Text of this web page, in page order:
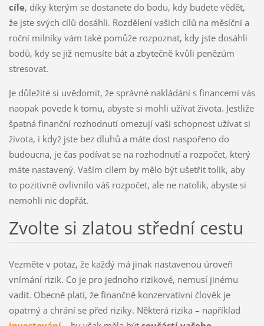
cíle, díky kterým se dostanete do bodu, kdy budete vědět,
že jste svých cílů dosáhli. Rozdělení vašich cílů na měsíční a
roční milníky vám také pomůže rozpoznat, kdy jste dosáhli
bodů, kdy se již nemusíte bát a zbytečně kvůli penězům
stresovat.
Je důležité si uvědomit, že správné nakládání s financemi vás
naopak povede k tomu, abyste si mohli užívat života. Jestliže
špatná finanční rozhodnutí omezují vaši schopnost užívat si
života, i když jste bez dluhů a máte dost naspořeno do
budoucna, je čas podívat se na rozhodnutí a rozpočet, který
máte nastavený. Vaším cílem by mělo být ušetřit tolik, aby
to pozitivně ovlivnilo váš rozpočet, ale ne natolik, abyste si
nemohli nic dopřát.
Zvolte si zlatou střední cestu
Vezměte v potaz, že každý má jinak nastavenou úroveň
vnímání rizik. Co je pro jednoho rizikové, nemusí jinému
vadit. Obecně platí, že finančně konzervativní člověk je
opatrný a chrání se před riziky. Některá rizika – například